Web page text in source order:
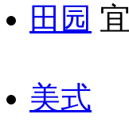
田园
美式